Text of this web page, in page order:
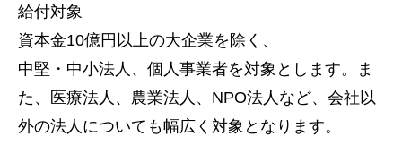
給付対象
資本金10億円以上の大企業を除く、
中堅・中小法人、個人事業者を対象とします。ま
た、医療法人、農業法人、NPO法人など、会社以
外の法人についても幅広く対象となります。